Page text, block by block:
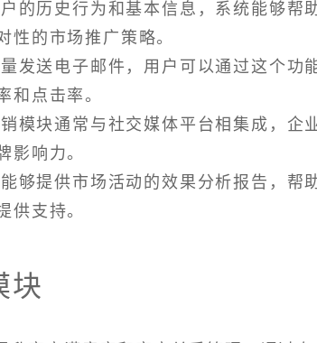
的历史行为和基本信息，系统能够帮
性的市场推广策略。
发送电子邮件，用户可以通过这个功
和点击率。
模块通常与社交媒体平台相集成，企
影响力。
够提供市场活动的效果分析报告，帮
供支持。
块